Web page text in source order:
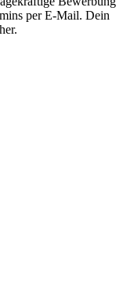
per E-Mail. Dein